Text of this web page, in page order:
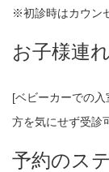
※初診時はカウン
お子様連
[ベビーカーでの
方を気にせず受診
予約のス